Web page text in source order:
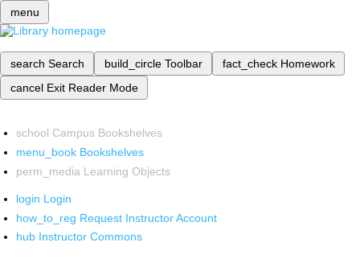
menu
search Search build_circle Toolbar fact_check Homework
cancel Exit Reader Mode
school Campus Bookshelves
menu_book Bookshelves
perm_media Learning Objects
login Login
how_to_reg Request Instructor Account
hub Instructor Commons